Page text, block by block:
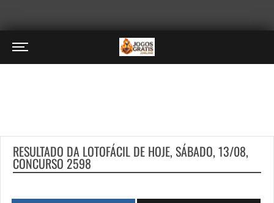
RESULTADO DA LOTOFÁCIL DE HOJE, SÁBADO, 13/08,
CONCURSO 2598